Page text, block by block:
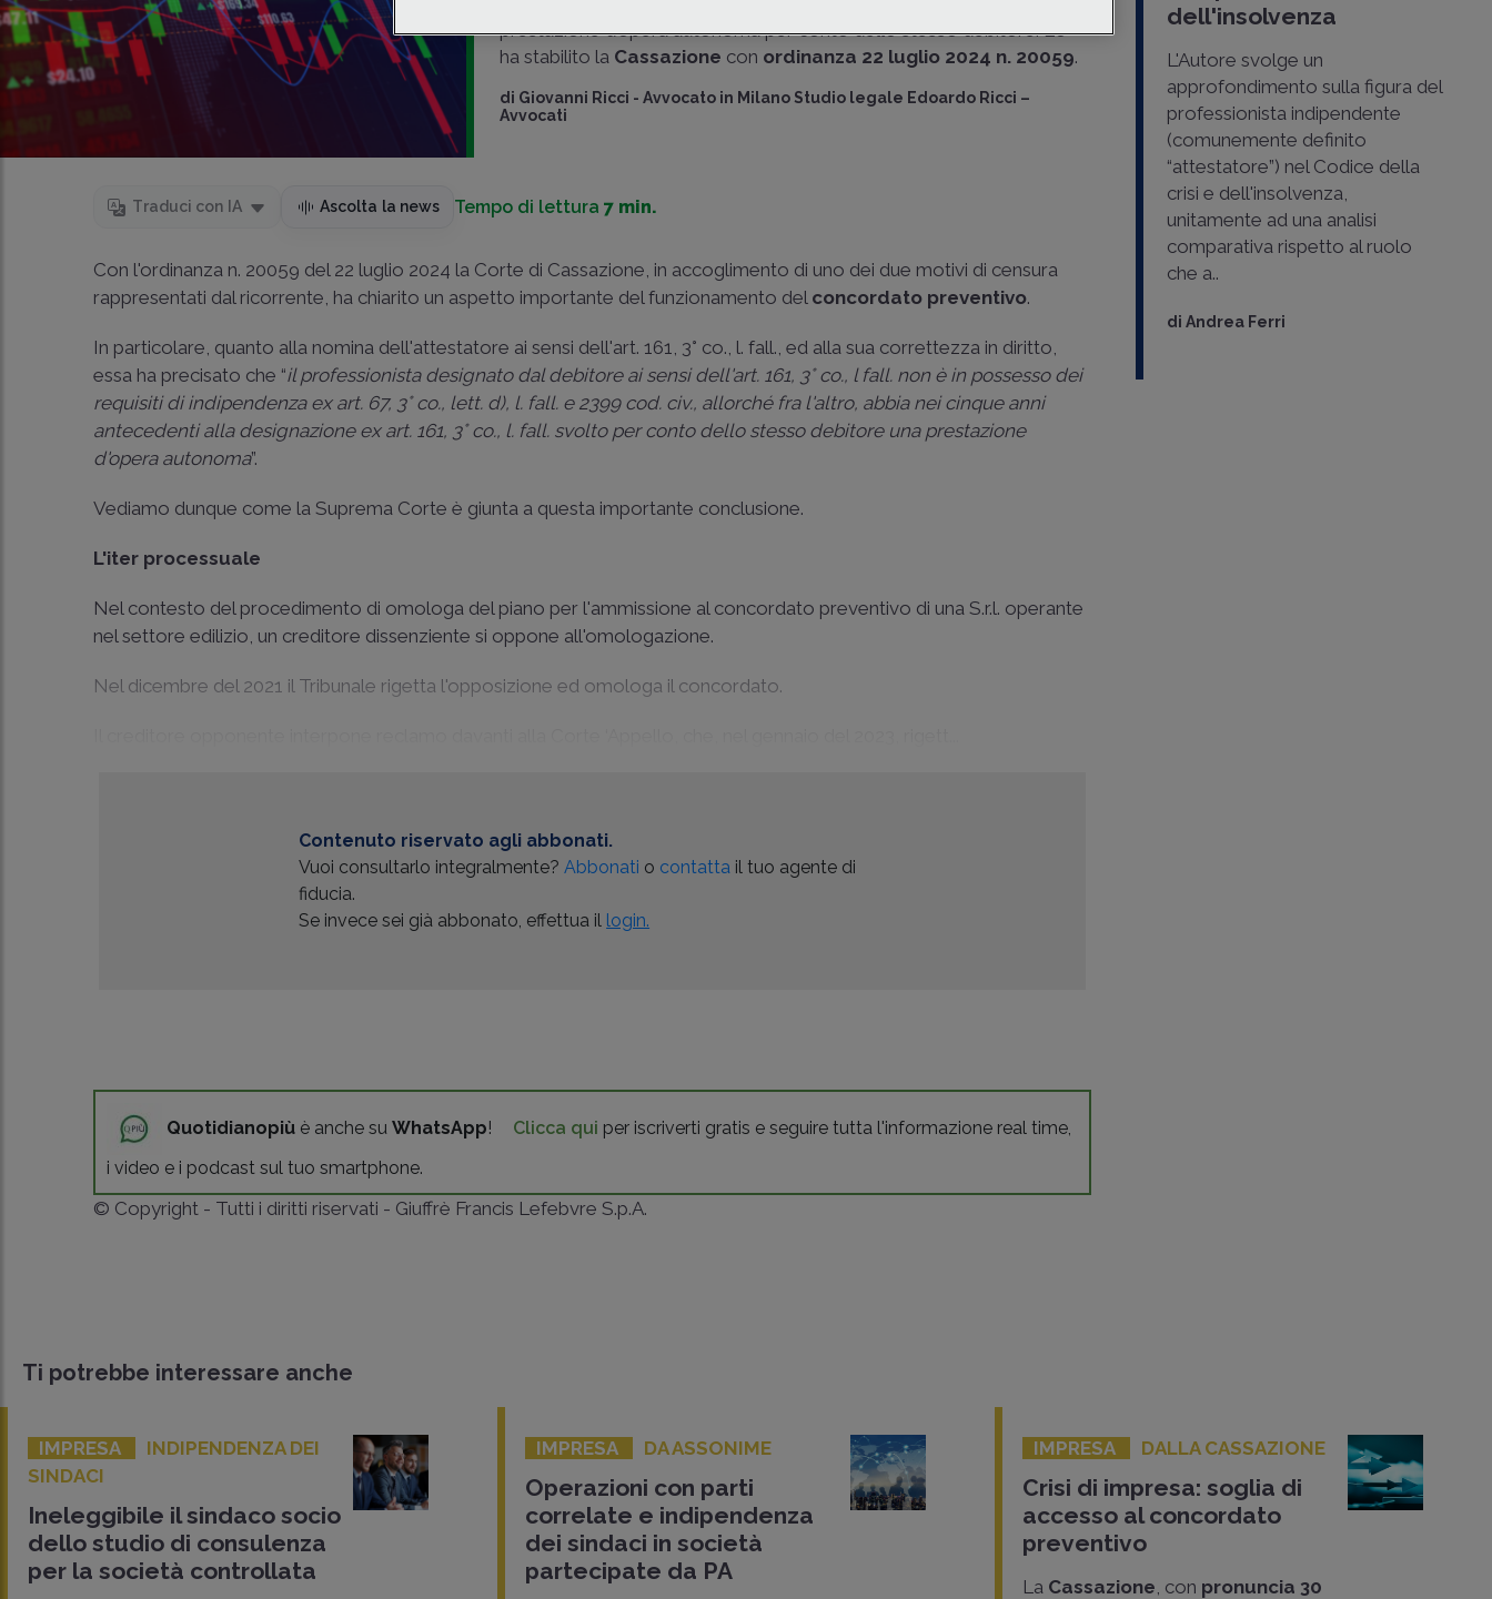
prestazione d’opera autonoma per conto dello stesso debitore. Lo
ha stabilito la Cassazione con ordinanza 22 luglio 2024 n. 20059.
di Giovanni Ricci -Avvocato in Milano Studio legale Edoardo Ricci –
Avvocati
Traduci con IA Ascolta la news Tempo di lettura7 min.
Con l'ordinanza n. 20059 del 22 luglio 2024 la Corte di Cassazione, in accoglimento di uno dei due motivi di censura
rappresentati dal ricorrente, ha chiarito un aspetto importante del funzionamento del concordato preventivo.
In particolare, quanto alla nomina dell'attestatore ai sensi dell'art. 161, 3° co., l. fall., ed alla sua correttezza in diritto,
essa ha precisato che “il professionista designato dal debitore ai sensi dell'art. 161, 3° co., l fall. non è in possesso dei
requisiti di indipendenza ex art. 67, 3° co., lett. d), l. fall. e 2399 cod. civ., allorché fra l'altro, abbia nei cinque anni
antecedenti alla designazione ex art. 161, 3° co., l. fall. svolto per conto dello stesso debitore una prestazione
d'opera autonoma”.
Vediamo dunque come la Suprema Corte è giunta a questa importante conclusione.
L'iter processuale
Nel contesto del procedimento di omologa del piano per l'ammissione al concordato preventivo di una S.r.l. operante
nel settore edilizio, un creditore dissenziente si oppone all'omologazione.
Nel dicembre del 2021 il Tribunale rigetta l'opposizione ed omologa il concordato.
Contenuto riservato agli abbonati.
Vuoi consultarlo integralmente?Abbonati o contatta il tuo agente di
fiducia.
Se invece sei già abbonato, effettua il login.
Quotidianopiù è anche suWhatsApp! Clicca qui per iscriverti gratis e seguire tutta l'informazione real time,
i video e i podcast sul tuo smartphone.
© Copyright - Tutti i diritti riservati - Giuffrè Francis Lefebvre S.p.A.
dell'insolvenza
L'Autore svolge un
approfondimento sulla figura del
professionista indipendente
(comunemente definito
“attestatore”) nel Codice della
crisi e dell'insolvenza,
unitamente ad una analisi
comparativa rispetto al ruolo
che a..
di Andrea Ferri
Ti potrebbe interessare anche
IMPRESA
INDIPENDENZA DEI
SINDACI
Ineleggibile il sindaco socio
dello studio di consulenza
per la società controllata
IMPRESA DA ASSONIME
Operazioni con parti
correlate e indipendenza
dei sindaci in società
partecipate da PA
IMPRESA DALLA CASSAZIONE
Crisi di impresa: soglia di
accesso al concordato
preventivo
La Cassazione , con pronuncia 30